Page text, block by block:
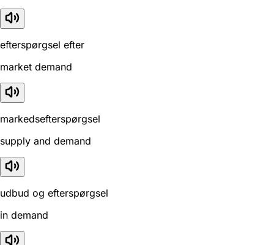
efterspørgsel efter
market demand
markedsefterspørgsel
supply and demand
udbud og efterspørgsel
in demand